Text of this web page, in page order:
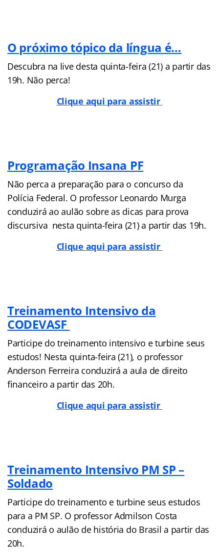
O próximo tópico da língua é…
Descubra na live desta quinta-feira (21) a partir das
19h. Não perca!
Clique aqui para assistir
Programação Insana PF
Não perca a preparação para o concurso da
Polícia Federal. O professor Leonardo Murga
conduzirá ao aulão sobre as dicas para prova
discursiva nesta quinta-feira (21) a partir das 19h.
Clique aqui para assistir
Treinamento Intensivo da
CODEVASF
Participe do treinamento intensivo e turbine seus
estudos! Nesta quinta-feira (21), o professor
Anderson Ferreira conduzirá a aula de direito
financeiro a partir das 20h.
Clique aqui para assistir
Treinamento Intensivo PM SP –
Soldado
Participe do treinamento e turbine seus estudos
para a PM SP. O professor Admilson Costa
conduzirá o aulão de história do Brasil a partir das
20h.